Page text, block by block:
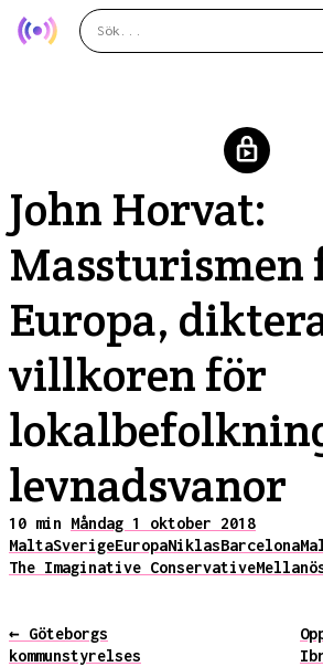
John Horvat:
Massturismen
Europa,
villkoren för
levnadsvanor
10 min Måndag 1 oktober 2018
MaltaSverigeEuropaNiklasBarcelona
The Imaginative Conservative
← Göteborgs
kommunstyrelses